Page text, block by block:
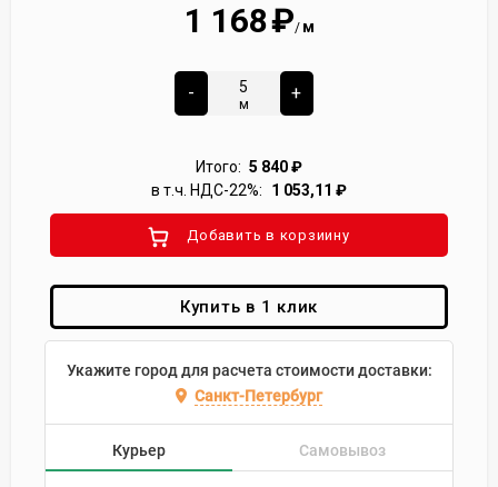
1 168₽/ м
-
м
+
Итого: 5 840₽
в т.ч. НДС-22%:
1 053,11 ₽
Добавить в корзиину
Купить в 1 клик
Укажите город для расчета стоимости доставки:
Санкт-Петербург
Курьер Самовывоз